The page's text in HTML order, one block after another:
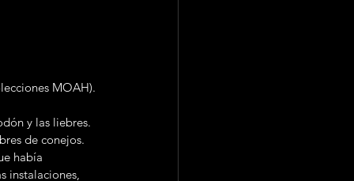
MOAH).
de conejos.
había
instalaciones,